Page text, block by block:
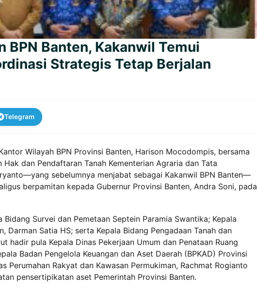
BPN Banten, Kakanwil Temui
Strategis Tetap Berjalan
Telegram
Wilayah BPN Provinsi Banten, Harison Mocodompis, bersama
dan Pendaftaran Tanah Kementerian Agraria dan Tata
sebelumnya menjabat sebagai Kakanwil BPN Banten—
berpamitan kepada Gubernur Provinsi Banten, Andra Soni, pada
Survei dan Pemetaan Septein Paramia Swantika; Kepala
Darman Satia HS; serta Kepala Bidang Pengadaan Tanah dan
hadir pula Kepala Dinas Pekerjaan Umum dan Penataan Ruang
Badan Pengelola Keuangan dan Aset Daerah (BPKAD) Provinsi
Perumahan Rakyat dan Kawasan Permukiman, Rachmat Rogianto
pensertipikatan aset Pemerintah Provinsi Banten.